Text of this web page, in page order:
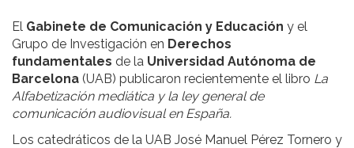
El Gabinete de Comunicación y Educación y el
Grupo de Investigación en Derechos
fundamentales de la Universidad Autónoma de
Barcelona (UAB) publicaron recientemente el libro La
Alfabetización mediática y la ley general de
comunicación audiovisual en España.
Los catedráticos de la UAB José Manuel Pérez Tornero y